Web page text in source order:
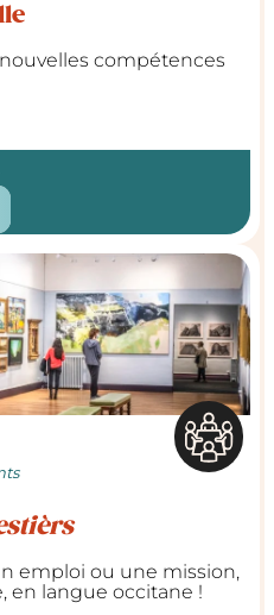
compétences
emploi ou une mission,
en langue occitane !